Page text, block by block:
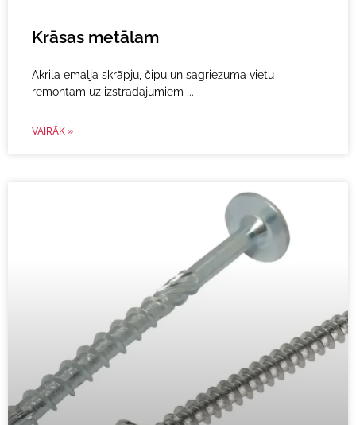
Krāsas metālam
Akrila emalja skrāpju, čipu un sagriezuma vietu
remontam uz izstrādājumiem
VAIRĀK »